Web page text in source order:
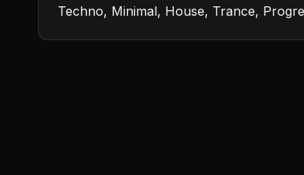
Techno, Minimal, House, Trance,